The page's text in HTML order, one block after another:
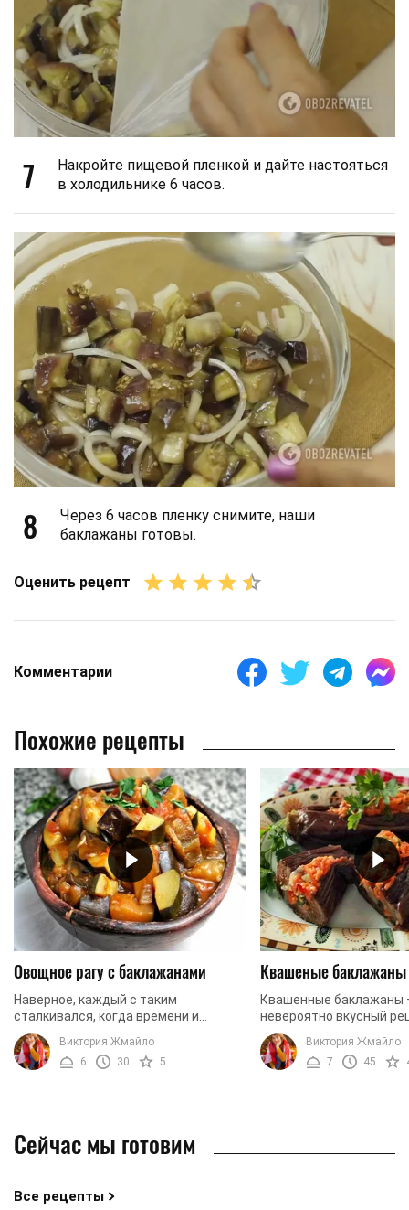
7
Накройте пищевой пленкой и дайте настояться
в холодильнике 6 часов.
8
Через 6 часов пленку снимите, наши
баклажаны готовы.
Оценить рецепт
Комментарии
Похожие рецепты
Овощное рагу с баклажанами
Наверное, каждый с таким
сталкивался, когда времени и
продуктов на приготовление блюда
нет, а неожиданные, но приятные
гости уже на пороге вашего ...
Виктория Жмайло
6
30 5
Квашеные баклажаны
Квашенные баклажаны
невероятно вкусный
домашней закуски. Для
приготовления лучше
овощи средней
Виктория Жмайло
7
45
Сейчас мы готовим
Все рецепты